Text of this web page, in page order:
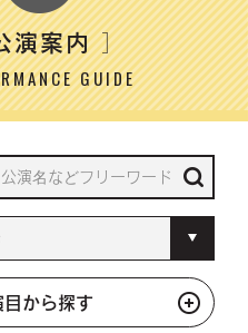
演案内］
GUIDE
目から探す